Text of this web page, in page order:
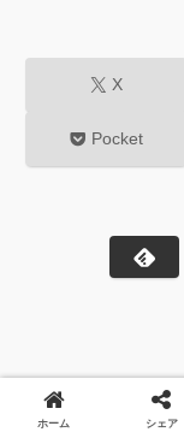
X
Pocket
ホーム シェア